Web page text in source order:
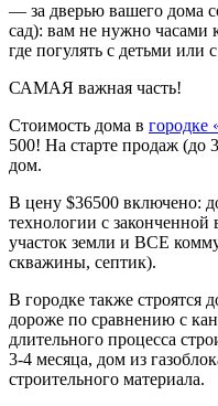
— за дверью вашего дома
сад): вам не нужно часами
где погулять с детьми или
САМАЯ важная часть!
Стоимость дома в городке
500! На старте продаж (до
дом.
В цену $36500 включено:
технологии с
участок земли и ВСЕ
скважины, септик).
В городке также строятся
дороже по сравнению с
длительного процесса
3-4 месяца, дом из
строительного материала.